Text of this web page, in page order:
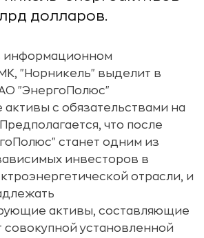
долларов.
информационном
"Норникель" выделит в
"ЭнергоПолюс"
активы с обязательствами на
что после
станет одним из
инвесторов в
отрасли, и
активы, составляющие
совокупной установленной